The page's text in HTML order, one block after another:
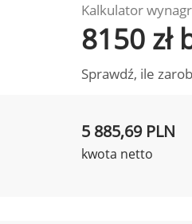
Kalkulator
8150
Sprawdź, ile
5 885,69 PLN
kwota netto